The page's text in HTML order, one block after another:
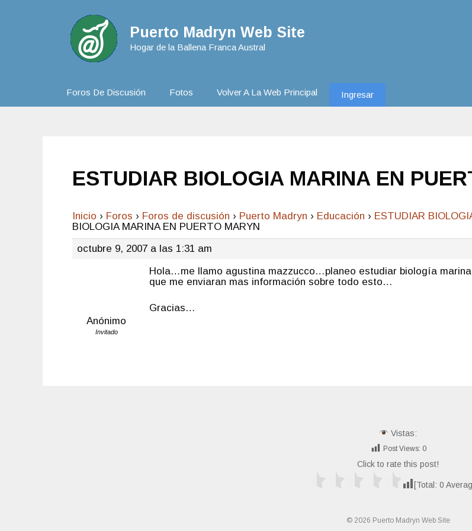
Puerto Madryn Web Site
Hogar de la Ballena Franca Austral
Foros De Discusión Fotos Volver A La Web Principal Ingresar
ESTUDIAR BIOLOGIA MARINA EN
Inicio › Foros › Foros de discusión › Puerto Madryn › Educación › ESTUDIAR
BIOLOGIA MARINA EN PUERTO MARYN
octubre 9, 2007 a las 1:31 am
Anónimo
Invitado
Hola…me llamo agustina mazzucco…planeo estudiar biología
que me enviaran mas información sobre todo esto…
Gracias…
Vistas:
Post Views: 0
Click to rate this post!
[Total: 0
© 2026 Puerto Madryn Web Site